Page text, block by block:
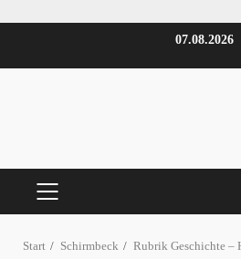
07.08.2026
PRIMÄRES
Start Schirmbeck Rubrik Geschichte –